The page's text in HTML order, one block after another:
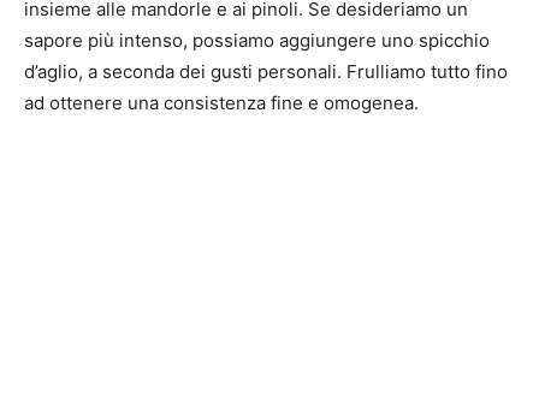
insieme alle mandorle e ai pinoli. Se desideriamo un
sapore più intenso, possiamo aggiungere uno spicchio
d’aglio, a seconda dei gusti personali. Frulliamo tutto fino
ad ottenere una consistenza fine e omogenea.